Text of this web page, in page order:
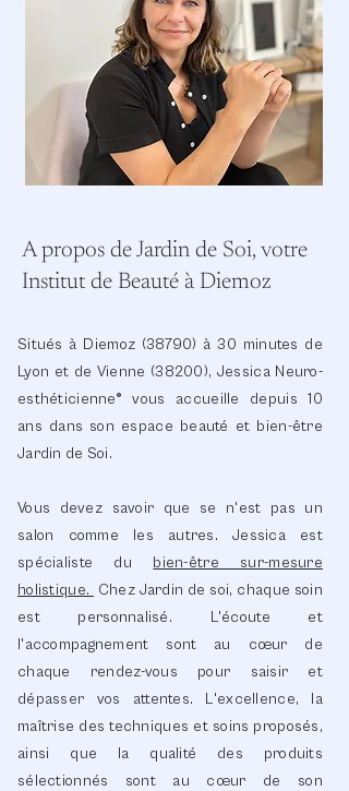
A propos de Jardin de Soi, votre
Institut de Beauté à Diemoz
Situés à Diemoz (38790) à 30 minutes de
Lyon et de Vienne (38200), Jessica Neuro-
esthéticienne® vous accueille depuis 10
ans dans son espace beauté et bien-être
Jardin de Soi.
Vous devez savoir que se n'est pas un
salon comme les autres. Jessica est
spécialiste du
bien-être sur-mesure
holistique.
Chez Jardin de soi, chaque soin
est personnalisé. L'écoute et
l'accompagnement sont au cœur de
chaque rendez-vous pour saisir et
dépasser vos attentes. L'excellence, la
maîtrise des techniques et soins proposés,
ainsi que la qualité des produits
sélectionnés sont au cœur de son